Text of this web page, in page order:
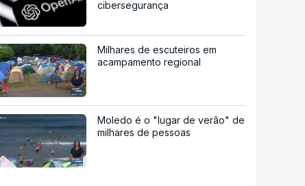
cibersegurança
Milhares de escuteiros em
acampamento regional
Moledo é o "lugar de verão" de
milhares de pessoas